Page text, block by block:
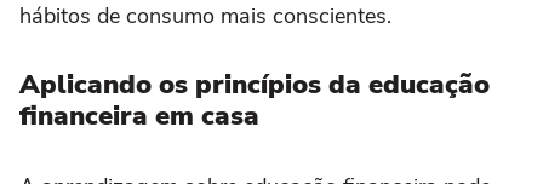
hábitos de consumo mais conscientes.
Aplicando os princípios da educação
financeira em casa